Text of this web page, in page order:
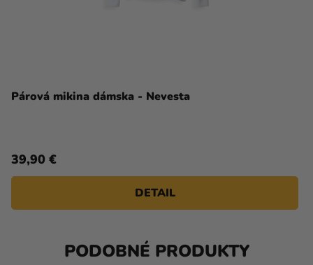
Párová mikina dámska - Nevesta
39,90 €
DETAIL
PODOBNÉ PRODUKTY